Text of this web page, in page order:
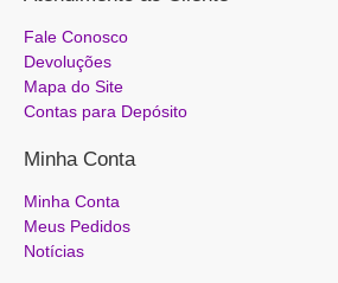
Fale Conosco
Devoluções
Mapa do Site
Contas para Depósito
Minha Conta
Minha Conta
Meus Pedidos
Notícias